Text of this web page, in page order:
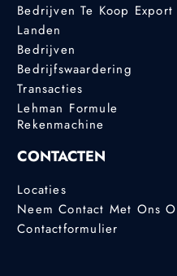
Bedrijven Te Koop Export
Landen
Bedrijven
Bedrijfswaardering
Transacties
Lehman Formule
Rekenmachine
CONTACTEN
Locaties
Neem Contact Met Ons
Contactformulier